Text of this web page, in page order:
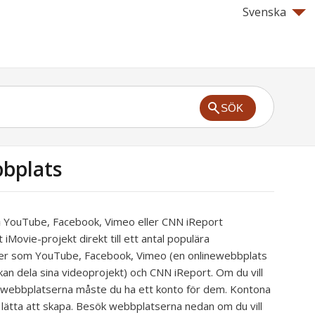
Svenska
SÖK
Facebook, Vimeo eller CNN iReport
iMovie-projekt direkt till ett antal populära
som YouTube, Facebook, Vimeo (en onlinewebbplats
dela sina videoprojekt) och CNN iReport. Om du vill
måste du ha ett konto för dem. Kontona
att skapa. Besök webbplatserna nedan om du vill